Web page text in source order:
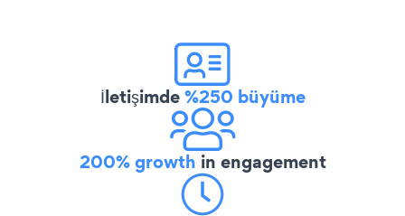
İletişimde%250 büyüme
200% growth in engagement